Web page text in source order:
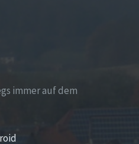
immer auf dem